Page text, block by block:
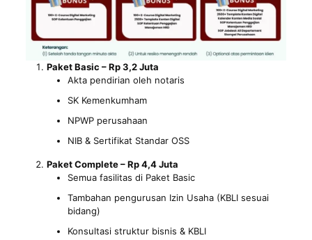
Paket Basic – Rp 3,2 Juta
Akta pendirian oleh notaris
SK Kemenkumham
NPWP perusahaan
NIB & Sertifikat Standar OSS
Paket Complete – Rp 4,4 Juta
Semua fasilitas di Paket Basic
Tambahan pengurusan Izin Usaha (KBLI sesuai
bidang)
Konsultasi struktur bisnis & KBLI